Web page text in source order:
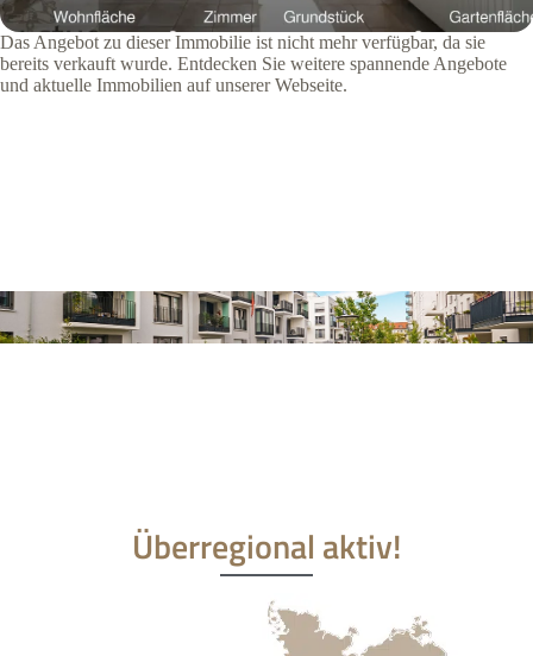
Das Angebot zu dieser Immobilie ist nicht mehr verfügbar, da sie
bereits verkauft wurde. Entdecken Sie weitere spannende Angebote
und aktuelle Immobilien auf unserer Webseite.
Überregional aktiv!